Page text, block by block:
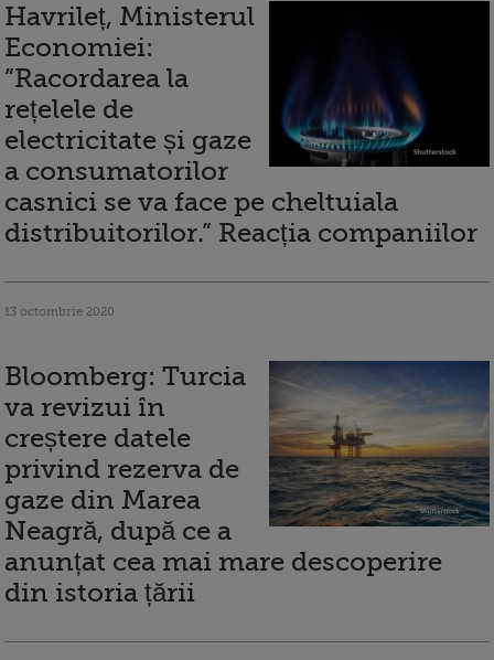
Havrileț, Ministerul
Economiei:
”Racordarea la
rețelele de
electricitate și gaze
a consumatorilor
casnici se va face pe cheltuiala
distribuitorilor.” Reacția companiilor
13 octombrie 2020
Bloomberg: Turcia
va revizui în
creștere datele
privind rezerva de
gaze din Marea
Neagră, după ce a
anunțat cea mai mare descoperire
din istoria țării